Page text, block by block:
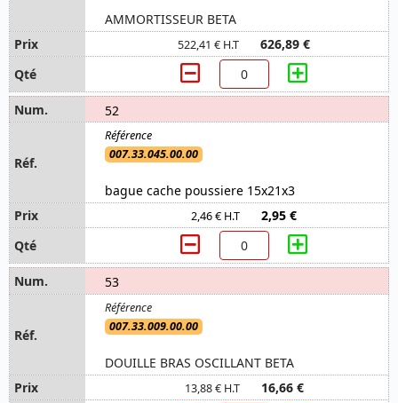
AMMORTISSEUR BETA
522,41 € H.T 626,89 €
52
007.33.045.00.00
bague cache poussiere 15x21x3
2,46 € H.T 2,95 €
53
007.33.009.00.00
DOUILLE BRAS OSCILLANT BETA
13,88 € H.T 16,66 €